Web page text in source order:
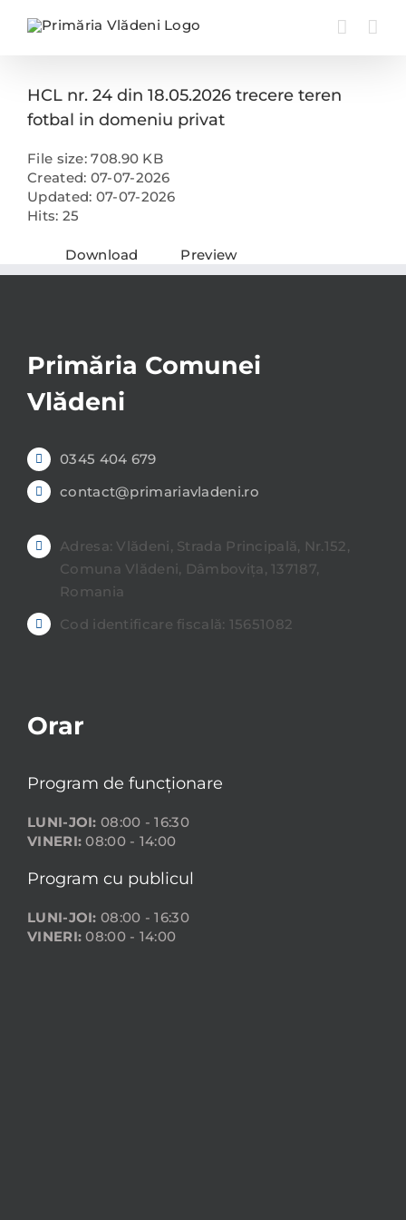
HCL nr. 24 din 18.05.2026 trecere teren
fotbal in domeniu privat
File size: 708.90 KB
Created: 07-07-2026
Updated: 07-07-2026
Hits: 25
Download Preview
Primăria Comunei
Vlădeni
0345 404 679
contact@primariavladeni.ro
Adresa: Vlădeni, Strada Principală, Nr.152,
Comuna Vlădeni, Dâmbovița, 137187,
Romania
Cod identificare fiscală: 15651082
Orar
Program de funcționare
LUNI-JOI: 08:00 - 16:30
VINERI: 08:00 - 14:00
Program cu publicul
LUNI-JOI: 08:00 - 16:30
VINERI: 08:00 - 14:00